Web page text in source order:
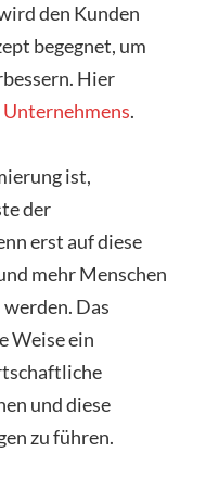
den Kunden
begegnet, um
Hier
.
ist,
der
erst auf diese
mehr Menschen
Das
Weise ein
und diese
zu führen.